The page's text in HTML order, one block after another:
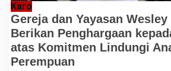
Karo
Gereja dan Yayasan
Berikan Penghargaan
atas Komitmen Lindungi
Perempuan